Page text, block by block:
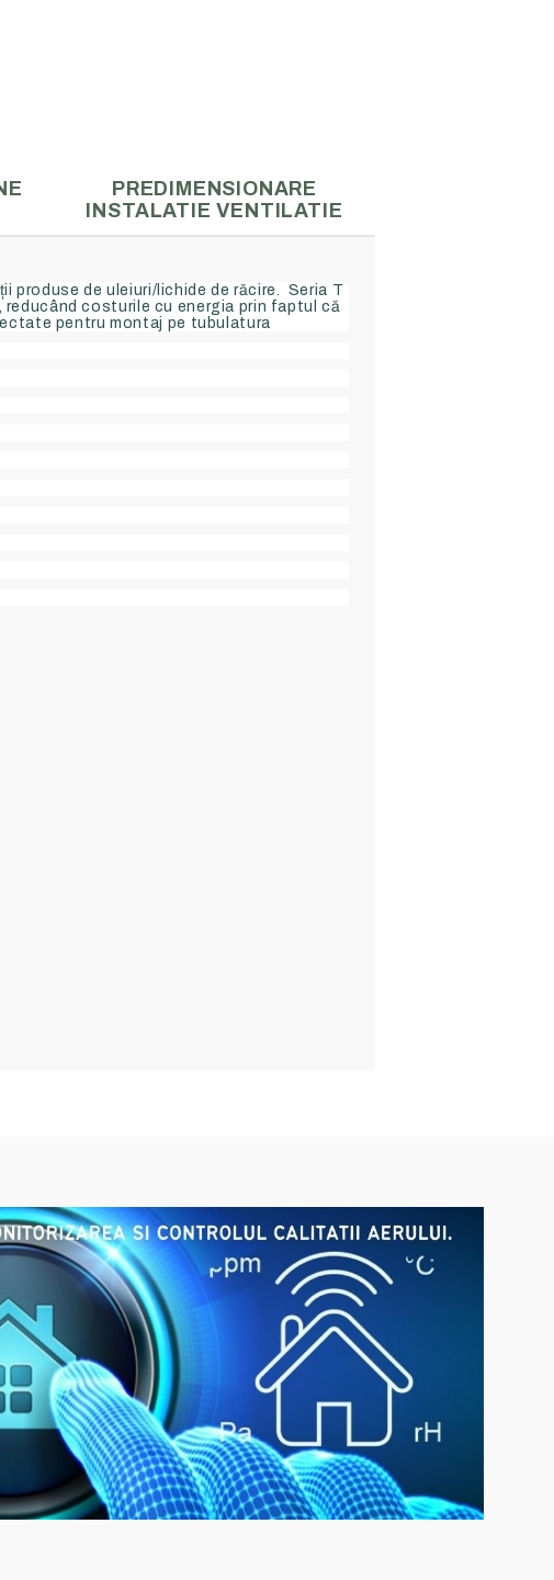
apa calda (70-
Tubulatura flexibila
Clapete de reglaj
PREDIMENSIONARE
INSTALATIE VENTILATIE
produse de uleiuri/lichide de răcire. Seria T
costurile cu energia prin faptul că
pentru montaj pe tubulatura